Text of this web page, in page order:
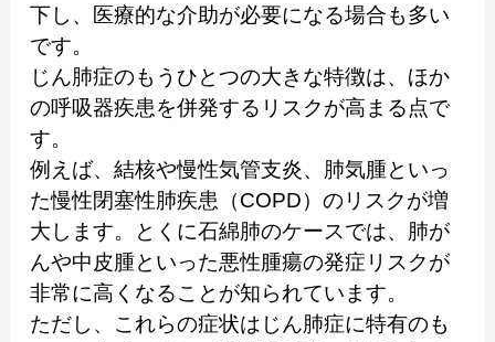
下し、医療的な介助が必要になる場合も多い
です。
じん肺症のもうひとつの大きな特徴は、ほか
の呼吸器疾患を併発するリスクが高まる点で
す。
例えば、結核や慢性気管支炎、肺気腫といっ
た慢性閉塞性肺疾患（COPD）のリスクが増
大します。とくに石綿肺のケースでは、肺が
んや中皮腫といった悪性腫瘍の発症リスクが
非常に高くなることが知られています。
ただし、これらの症状はじん肺症に特有のも